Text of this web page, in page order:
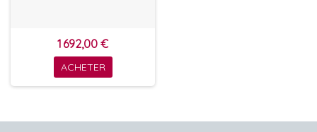
1 692,00 €
ACHETER